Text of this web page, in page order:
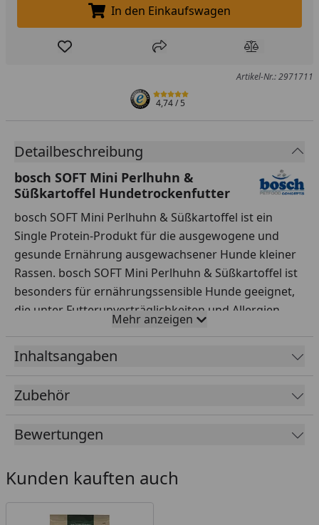
In den Einkaufswagen legen
In den Einkaufswagen
Produkt zur Wunschliste hinzufügen
Teilen Produkt
Artikel-Nr.: 2971711
4,74/ 5
Detailbeschreibung
bosch SOFT Mini Perlhuhn &
Süßkartoffel Hundetrockenfutter
bosch SOFT Mini Perlhuhn & Süßkartoffel ist ein
Single Protein-Produkt für die ausgewogene und
gesunde Ernährung ausgewachsener Hunde kleiner
Rassen. bosch SOFT Mini Perlhuhn & Süßkartoffel ist
besonders für ernährungssensible Hunde geeignet,
die unter Futterunverträglichkeiten und Allergien
leiden. Mit frischem Perlhuhn (50 %) als alleinige,
tierische Proteinquelle und hochverdaulicher
Süßkartoffel verwöhnen Sie Ihren kleinen Liebling
Krokette (18 % Feuchte) macht unser Futter zu einem
vierbeinigen Freund und ist zudem besonders
Fütterungsempfehlung
Gewicht des Hundes / Gramm pro Tag
Mehr anzeigen
Inhaltsangaben
Zubehör
Bewertungen
Kunden kauften auch